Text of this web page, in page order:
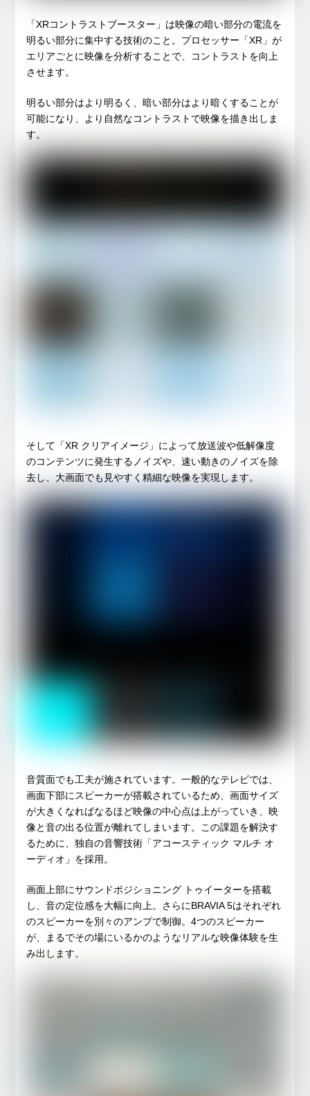
「XRコントラストブースター」は映像の暗い部分の電流を
明るい部分に集中する技術のこと。プロセッサー「XR」が
エリアごとに映像を分析することで、コントラストを向上
させます。
明るい部分はより明るく、暗い部分はより暗くすることが
可能になり、より自然なコントラストで映像を描き出しま
す。
そして「XR クリアイメージ」によって放送波や低解像度
のコンテンツに発生するノイズや、速い動きのノイズを除
去し、大画面でも見やすく精細な映像を実現します。
音質面でも工夫が施されています。一般的なテレビでは、
画面下部にスピーカーが搭載されているため、画面サイズ
が大きくなればなるほど映像の中心点は上がっていき、映
像と音の出る位置が離れてしまいます。この課題を解決す
るために、独自の音響技術「アコースティック マルチ オ
ーディオ」を採用。
画面上部にサウンドポジショニング トゥイーターを搭載
し、音の定位感を大幅に向上。さらにBRAVIA 5はそれぞれ
のスピーカーを別々のアンプで制御。4つのスピーカー
が、まるでその場にいるかのようなリアルな映像体験を生
み出します。